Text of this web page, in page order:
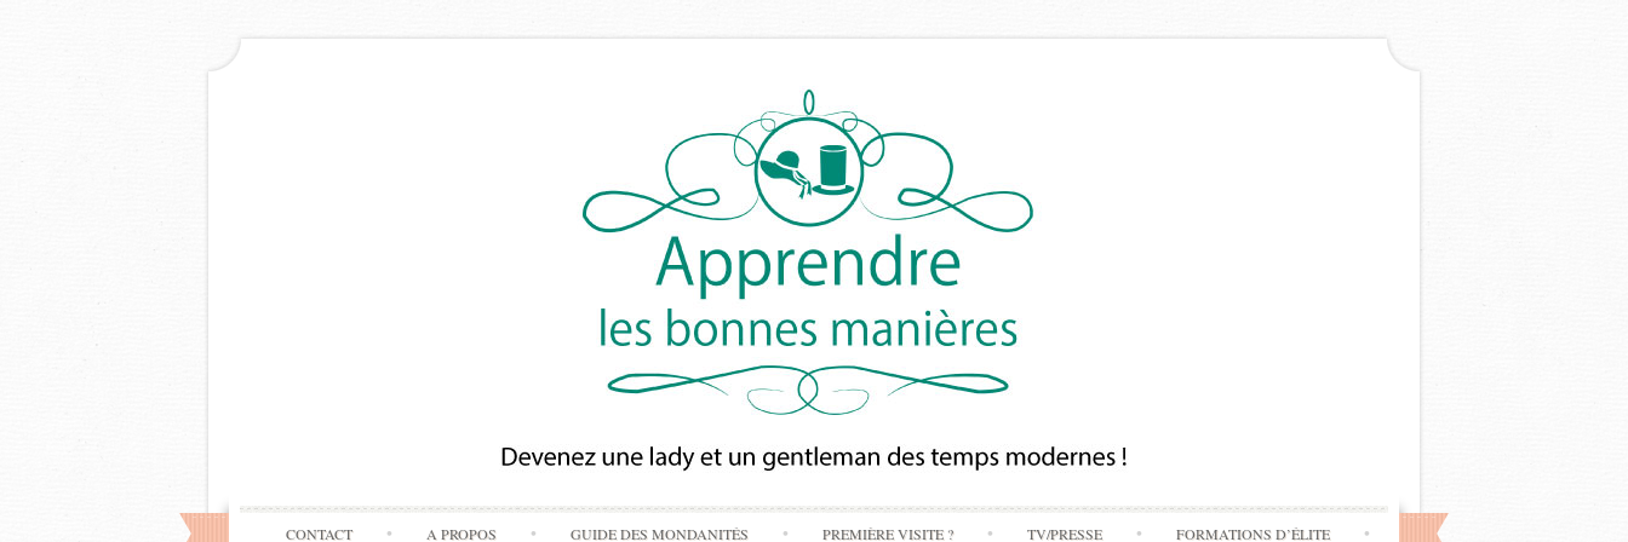
Skip
CONTACT A PROPOS GUIDE DES MONDANITÉS PREMIÈRE VISITE ? TV/PRESSE FORMATIONS D’ÉLITE